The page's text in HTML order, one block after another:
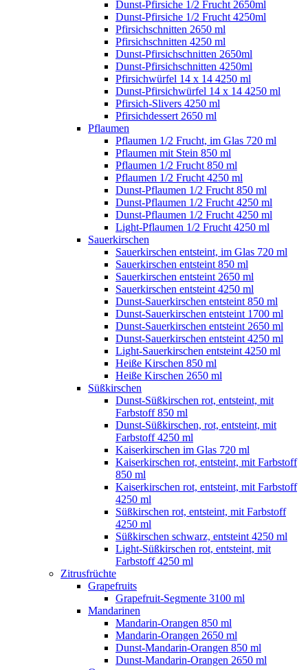
Dunst-Pfirsiche 1/2 Frucht 2650ml
Dunst-Pfirsiche 1/2 Frucht 4250ml
Pfirsichschnitten 2650 ml
Pfirsichschnitten 4250 ml
Dunst-Pfirsichschnitten 2650ml
Dunst-Pfirsichschnitten 4250ml
Pfirsichwürfel 14 x 14 4250 ml
Dunst-Pfirsichwürfel 14 x 14 4250 ml
Pfirsich-Slivers 4250 ml
Pfirsichdessert 2650 ml
Pflaumen
Pflaumen 1/2 Frucht, im Glas 720 ml
Pflaumen mit Stein 850 ml
Pflaumen 1/2 Frucht 850 ml
Pflaumen 1/2 Frucht 4250 ml
Dunst-Pflaumen 1/2 Frucht 850 ml
Dunst-Pflaumen 1/2 Frucht 4250 ml
Dunst-Pflaumen 1/2 Frucht 4250 ml
Light-Pflaumen 1/2 Frucht 4250 ml
Sauerkirschen
Sauerkirschen entsteint, im Glas 720 ml
Sauerkirschen entsteint 850 ml
Sauerkirschen entsteint 2650 ml
Sauerkirschen entsteint 4250 ml
Dunst-Sauerkirschen entsteint 850 ml
Dunst-Sauerkirschen entsteint 1700 ml
Dunst-Sauerkirschen entsteint 2650 ml
Dunst-Sauerkirschen entsteint 4250 ml
Light-Sauerkirschen entsteint 4250 ml
Heiße Kirschen 850 ml
Heiße Kirschen 2650 ml
Süßkirschen
Dunst-Süßkirschen rot, entsteint, mit
Farbstoff 850 ml
Dunst-Süßkirschen, rot, entsteint, mit
Farbstoff 4250 ml
Kaiserkirschen im Glas 720 ml
Kaiserkirschen rot, entsteint, mit Farbstoff
850 ml
Kaiserkirschen rot, entsteint, mit Farbstoff
4250 ml
Süßkirschen rot, entsteint, mit Farbstoff
4250 ml
Süßkirschen schwarz, entsteint 4250 ml
Light-Süßkirschen rot, entsteint, mit
Farbstoff 4250 ml
Zitrusfrüchte
Grapefruits
Grapefruit-Segmente 3100 ml
Mandarinen
Mandarin-Orangen 850 ml
Mandarin-Orangen 2650 ml
Dunst-Mandarin-Orangen 850 ml
Dunst-Mandarin-Orangen 2650 ml